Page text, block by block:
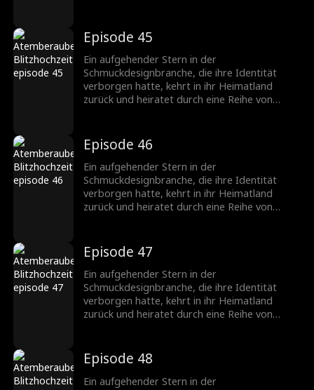
verschiedene Hindernisse überwunden haben,
wächst ihre Zuneigung zueinander, und sie
werden ein gefeiertes Paar in der
Schmuckbranche.
Episode 45
Ein aufgehender Stern in der
Schmuckdesignbranche, die ihre Identität
verborgen hatte, kehrt in ihr Heimatland
zurück und heiratet durch eine Reihe von
verschiedene Hindernisse überwunden haben,
wächst ihre Zuneigung zueinander, und sie
werden ein gefeiertes Paar in der
Schmuckbranche.
Episode 46
Ein aufgehender Stern in der
Schmuckdesignbranche, die ihre Identität
verborgen hatte, kehrt in ihr Heimatland
zurück und heiratet durch eine Reihe von
verschiedene Hindernisse überwunden haben,
wächst ihre Zuneigung zueinander, und sie
werden ein gefeiertes Paar in der
Schmuckbranche.
Episode 47
Ein aufgehender Stern in der
Schmuckdesignbranche, die ihre Identität
verborgen hatte, kehrt in ihr Heimatland
zurück und heiratet durch eine Reihe von
verschiedene Hindernisse überwunden haben,
wächst ihre Zuneigung zueinander, und sie
werden ein gefeiertes Paar in der
Episode 48
Ein aufgehender Stern in der